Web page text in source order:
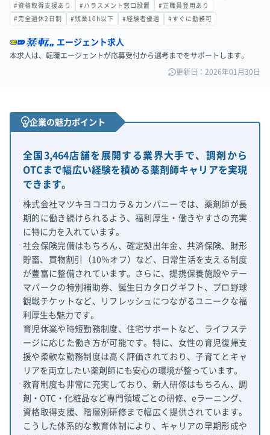
#資格取得支援あり #ハラスメント窓口設置 #正職員登用あり
#完全週休2日制 #残業10h以下 #経験者優遇 #すぐに勤務可
エージェント求人
本求人は、転職エージェントが応募受付から選考までをサポートします。
更新日：2026年01月30日
企業の魅力ポイント
全国3,464店舗を展開する業界大手で、調剤から
OTCまで幅広い経験を積める薬剤師キャリアを実現
できます。
株式会社マツキヨココカラ＆カンパニーでは、薬剤師が長
期的に働き続けられるよう、福利厚生・働きやすさの充実
に特に力を入れています。
社会保険完備はもちろん、確定拠出年金、共済保険、財形
貯蓄、買物割引（10％オフ）など、日常生活を支える制度
が豊富に整備されています。さらに、提携保養施設やテー
マパークの特別補助券、誕生日カタログギフト、プロ野球
観戦チケットなど、リフレッシュにつながるユニークな福
利厚生も魅力です。
育児休業や時短勤務制度、住宅サポートなど、ライフステ
ージに応じた働き方が可能です。特に、女性の育児復帰支
援や柔軟な勤務制度は高く評価されており、子育てとキャ
リアを両立したい薬剤師にも安心の環境が整っています。
教育制度も非常に充実しており、新人研修はもちろん、調
剤・OTC・化粧品など専門領域ごとの研修、eラーニング、
資格取得支援、階層別研修まで幅広く提供されています。
こうした体系的な教育体制により、キャリアの早期形成や